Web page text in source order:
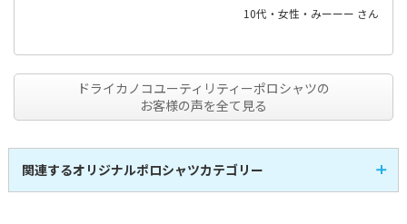
10代・女性・みーーー さん
ドライカノコユーティリティーポロシャツの
お客様の声を全て見る
関連するオリジナルポロシャツカテゴリー